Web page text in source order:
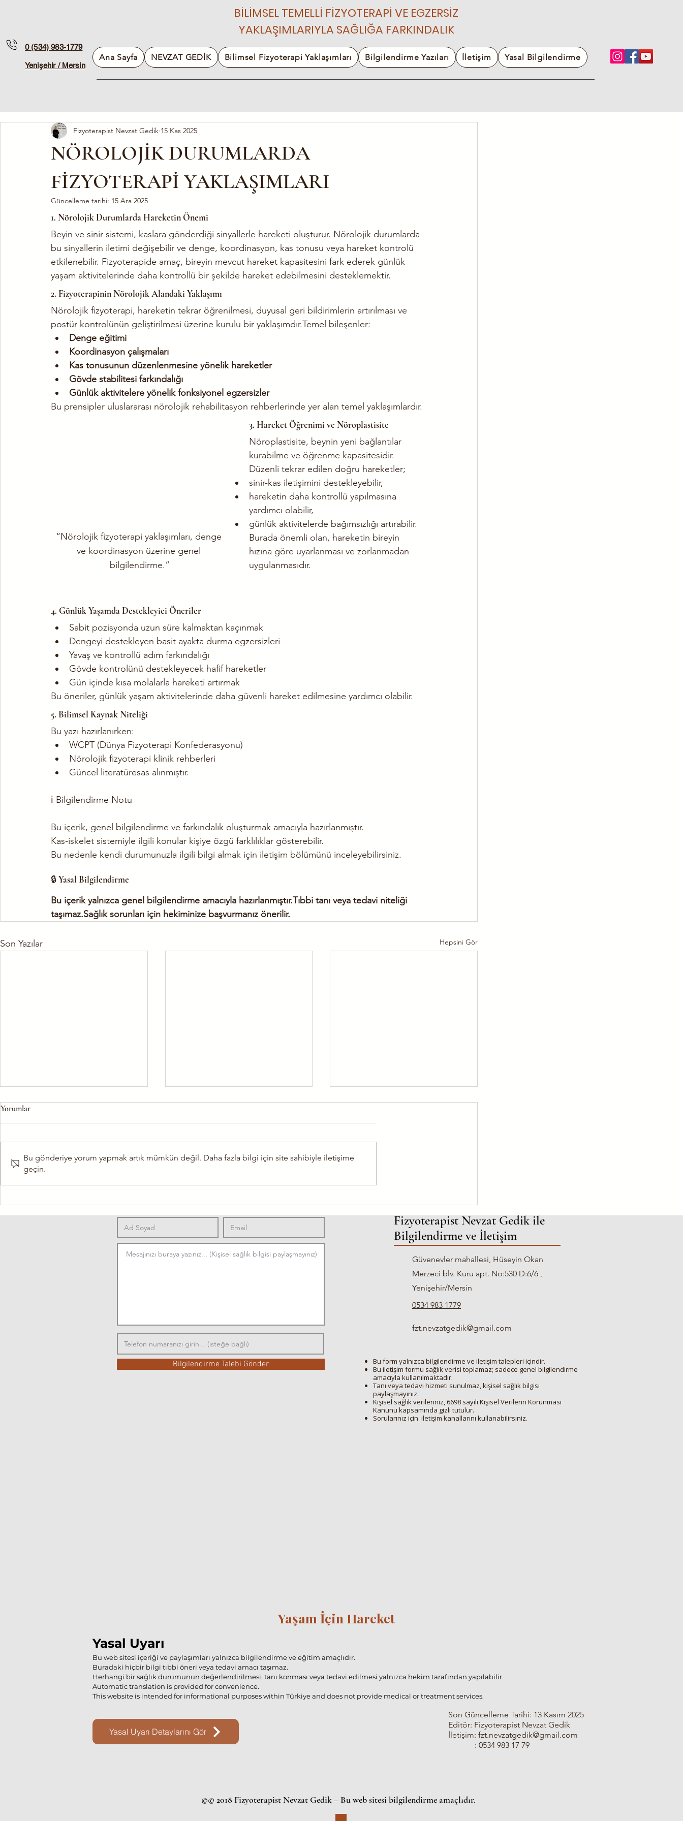
BİLİMSEL TEMELLİ FİZYOTERAPİ VE EGZERSİZ
YAKLAŞIMLARIYLA SAĞLIĞA FARKINDALIK
0 (534) 983-1779
Yenişehir / Mersin
Ana Sayfa NEVZAT GEDİK Bilimsel Fizyoterapi Yaklaşımları Bilgilendirme Yazıları İletişim Yasal Bilgilendirme
NÖROLOJİK DURUMLARDA
FİZYOTERAPİ YAKLAŞIMLARI
Fizyoterapist Nevzat Gedik 15 Kas 2025
Güncelleme tarihi: 15 Ara 2025
1. Nörolojik Durumlarda Hareketin Önemi
Beyin ve sinir sistemi, kaslara gönderdiği sinyallerle hareketi oluşturur. Nörolojik durumlarda
bu sinyallerin iletimi değişebilir ve denge, koordinasyon, kas tonusu veya hareket kontrolü
etkilenebilir. Fizyoterapide amaç, bireyin mevcut hareket kapasitesini fark ederek günlük
yaşam aktivitelerinde daha kontrollü bir şekilde hareket edebilmesini desteklemektir.
2. Fizyoterapinin Nörolojik Alandaki Yaklaşımı
Nörolojik fizyoterapi, hareketin tekrar öğrenilmesi, duyusal geri bildirimlerin artırılması ve
postür kontrolünün geliştirilmesi üzerine kurulu bir yaklaşımdır.Temel bileşenler:
Denge eğitimi
Koordinasyon çalışmaları
Kas tonusunun düzenlenmesine yönelik hareketler
Gövde stabilitesi farkındalığı
Günlük aktivitelere yönelik fonksiyonel egzersizler
Bu prensipler uluslararası nörolojik rehabilitasyon rehberlerinde yer alan temel yaklaşımlardır.
“Nörolojik fizyoterapi yaklaşımları, denge
ve koordinasyon üzerine genel
bilgilendirme.”
3. Hareket Öğrenimi ve Nöroplastisite
Nöroplastisite, beynin yeni bağlantılar
kurabilme ve öğrenme kapasitesidir.
Düzenli tekrar edilen doğru hareketler;
sinir-kas iletişimini destekleyebilir,
hareketin daha kontrollü yapılmasına
yardımcı olabilir,
günlük aktivitelerde bağımsızlığı artırabilir.
Burada önemli olan, hareketin bireyin
hızına göre uyarlanması ve zorlanmadan
uygulanmasıdır.
4. Günlük Yaşamda Destekleyici Öneriler
Sabit pozisyonda uzun süre kalmaktan kaçınmak
Dengeyi destekleyen basit ayakta durma egzersizleri
Yavaş ve kontrollü adım farkındalığı
Gövde kontrolünü destekleyecek hafif hareketler
Gün içinde kısa molalarla hareketi artırmak
Bu öneriler, günlük yaşam aktivitelerinde daha güvenli hareket edilmesine yardımcı olabilir.
5. Bilimsel Kaynak Niteliği
Bu yazı hazırlanırken:
WCPT (Dünya Fizyoterapi Konfederasyonu)
Nörolojik fizyoterapi klinik rehberleri
Güncel literatüresas alınmıştır.
ℹ️ Bilgilendirme Notu
Bu içerik, genel bilgilendirme ve farkındalık oluşturmak amacıyla hazırlanmıştır.
Kas-iskelet sistemiyle ilgili konular kişiye özgü farklılıklar gösterebilir.
Bu nedenle kendi durumunuzla ilgili bilgi almak için iletişim bölümünü inceleyebilirsiniz.
🔒 Yasal Bilgilendirme
Bu içerik yalnızca genel bilgilendirme amacıyla hazırlanmıştır.Tıbbi tanı veya tedavi niteliği
taşımaz.Sağlık sorunları için hekiminize başvurmanız önerilir.
Son Yazılar Hepsini Gör
Parkinson Hastalığında Egzersiz
🧠 Multiple Skleroz (MS) ve
Diz Protezi Sonrası Yürüme Ne
Yorumlar
Bu gönderiye yorum yapmak artık mümkün değil. Daha fazla bilgi için site sahibiyle iletişime
geçin.
Bilgilendirme Talebi Gönder
Fizyoterapist Nevzat Gedik ile
Bilgilendirme ve İletişim
Güvenevler mahallesi, Hüseyin Okan
Merzeci blv. Kuru apt. No:530 D:6/6 ,
Yenişehir/Mersin
0534 983 1779
fzt.nevzatgedik@gmail.com
Bu form yalnızca bilgilendirme ve iletişim talepleri içindir.
Bu iletişim formu sağlık verisi toplamaz; sadece genel bilgilendirme
amacıyla kullanılmaktadır.
Tanı veya tedavi hizmeti sunulmaz, kişisel sağlık bilgisi
paylaşmayınız.
Kişisel sağlık verileriniz, 6698 sayılı Kişisel Verilerin Korunması
Kanunu kapsamında gizli tutulur.
Sorularınız için iletişim kanallarını kullanabilirsiniz.
Yaşam İçin Hareket
Yasal Uyarı
Bu web sitesi içeriği ve paylaşımları yalnızca bilgilendirme ve eğitim amaçlıdır.
Buradaki hiçbir bilgi tıbbi öneri veya tedavi amacı taşımaz.
Herhangi bir sağlık durumunun değerlendirilmesi, tanı konması veya tedavi edilmesi yalnızca hekim tarafından yapılabilir.
Automatic translation is provided for convenience.
This website is intended for informational purposes within Türkiye and does not provide medical or treatment services.
Yasal Uyarı Detaylarını Gör
Son Güncelleme Tarihi: 13 Kasım 2025
Editör: Fizyoterapist Nevzat Gedik
İletişim: fzt.nevzatgedik@gmail.com
: 0534 983 17 79
©© 2018 Fizyoterapist Nevzat Gedik – Bu web sitesi bilgilendirme amaçlıdır.